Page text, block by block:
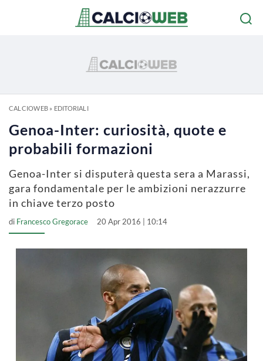
CALCIOWEB» EDITORIALI
Genoa-Inter: curiosità, quote e
probabili formazioni
Genoa-Inter si disputerà questa sera a Marassi,
gara fondamentale per le ambizioni nerazzurre
in chiave terzo posto
di Francesco Gregorace 20 Apr 2016 | 10:14